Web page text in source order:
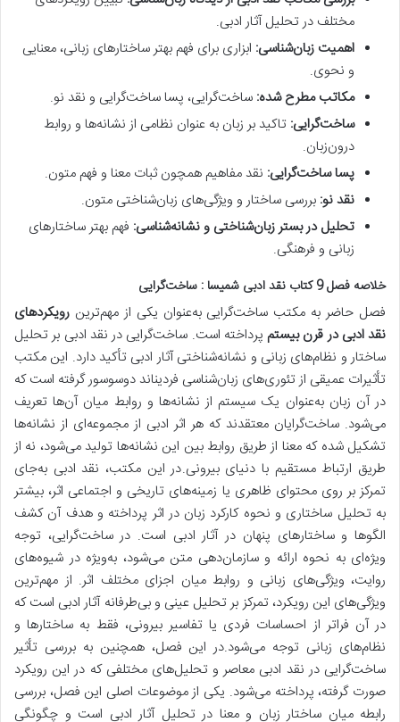
مختلف در تحلیل آثار ادبی.
اهمیت زبان‌شناسی: ابزاری برای فهم بهتر ساختارهای زبانی، معنایی
و نحوی.
مکاتب مطرح شده: ساخت‌گرایی، پسا ساخت‌گرایی و نقد نو.
ساخت‌گرایی: تاکید بر زبان به عنوان نظامی از نشانه‌ها و روابط
درون‌زبان.
پسا ساخت‌گرایی: نقد مفاهیم همچون ثبات معنا و فهم متون.
نقد نو: بررسی ساختار و ویژگی‌های زبان‌شناختی متون.
تحلیل در بستر زبان‌شناختی و نشانه‌شناسی: فهم بهتر ساختارهای
زبانی و فرهنگی.
خلاصه فصل 9 کتاب نقد ادبی شمیسا : ساخت‌گرایی
فصل حاضر به مکتب ساخت‌گرایی به‌عنوان یکی از مهم‌ترین رویکردهای
نقد ادبی در قرن بیستم پرداخته است. ساخت‌گرایی در نقد ادبی بر تحلیل
ساختار و نظام‌های زبانی و نشانه‌شناختی آثار ادبی تأکید دارد. این مکتب
تأثیرات عمیقی از تئوری‌های زبان‌شناسی فردیناند دوسوسور گرفته است که
در آن زبان به‌عنوان یک سیستم از نشانه‌ها و روابط میان آن‌ها تعریف
می‌شود. ساخت‌گرایان معتقدند که هر اثر ادبی از مجموعه‌ای از نشانه‌ها
تشکیل شده که معنا از طریق روابط بین این نشانه‌ها تولید می‌شود، نه از
طریق ارتباط مستقیم با دنیای بیرونی.در این مکتب، نقد ادبی به‌جای
تمرکز بر روی محتوای ظاهری یا زمینه‌های تاریخی و اجتماعی اثر، بیشتر
به تحلیل ساختاری و نحوه کارکرد زبان در اثر پرداخته و هدف آن کشف
الگوها و ساختارهای پنهان در آثار ادبی است. در ساخت‌گرایی، توجه
ویژه‌ای به نحوه ارائه و سازمان‌دهی متن می‌شود، به‌ویژه در شیوه‌های
روایت، ویژگی‌های زبانی و روابط میان اجزای مختلف اثر. از مهم‌ترین
ویژگی‌های این رویکرد، تمرکز بر تحلیل عینی و بی‌طرفانه آثار ادبی است که
در آن فراتر از احساسات فردی یا تفاسیر بیرونی، فقط به ساختارها و
نظام‌های زبانی توجه می‌شود.در این فصل، همچنین به بررسی تأثیر
ساخت‌گرایی در نقد ادبی معاصر و تحلیل‌های مختلفی که در این رویکرد
صورت گرفته، پرداخته می‌شود. یکی از موضوعات اصلی این فصل، بررسی
رابطه میان ساختار زبان و معنا در تحلیل آثار ادبی است و چگونگی